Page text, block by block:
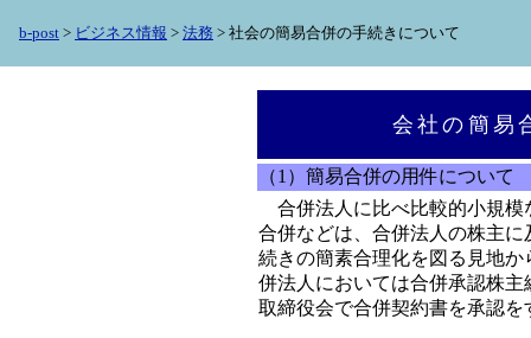
b-post > ビジネス情報 > 法務 > 社会の簡易合併の手続きについて
会社の簡易
（1）簡易合併の用件について
合併法人に比べ比較的小規模
合併などは、合併法人の株主
続きの簡素合理化を図る見地
併法人においては合併承認株
取締役会で合併契約書を承認を